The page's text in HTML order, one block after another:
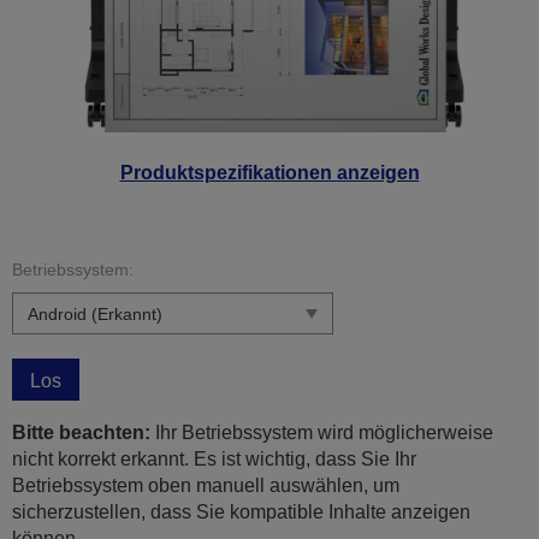
Produktspezifikationen anzeigen
Betriebssystem:
Los
Bitte beachten: Ihr Betriebssystem wird möglicherweise
nicht korrekt erkannt. Es ist wichtig, dass Sie Ihr
Betriebssystem oben manuell auswählen, um
sicherzustellen, dass Sie kompatible Inhalte anzeigen